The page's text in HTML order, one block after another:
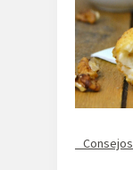
Consejos